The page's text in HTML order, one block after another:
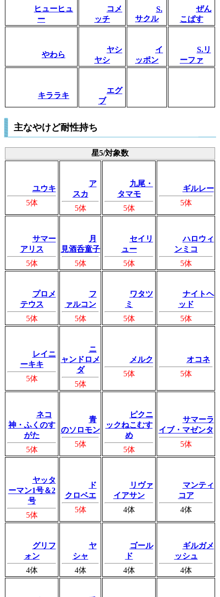
ヒューヒュ
ー
コメ
ッチ
S.
サクル
ぜん
こぱす
やわら
ヤシ
ヤシ
イ
ッポン
S.リ
ーファ
キララキ
エグ
ブ
主なやけど耐性持ち
星5/対象数
ユウキ
5体
ア
スカ
5体
九尾・
タマモ
5体
ギルレー
5体
サマー
アリス
5体
月
見酒呑童子
5体
セイリ
ュー
5体
ハロウィ
ンミコ
5体
プロメ
テウス
5体
フ
ァルコン
5体
ワタツ
ミ
5体
ナイトヘ
ッド
5体
レイニ
ーキキ
5体
ニ
ャンドロメ
ダ
5体
メルク
5体
オコネ
5体
ネコ
神・ふくのす
がた
5体
青
のソロモン
5体
ピクニ
ックねこむす
め
5体
サマーラ
イブ・マゼンタ
5体
ヤッタ
ーマン1号＆2
号
5体
ド
クロベエ
5体
リヴァ
イアサン
4体
マンティ
コア
4体
グリフ
ォン
4体
ヤ
シャ
4体
ゴール
ド
4体
ギルガメ
ッシュ
4体